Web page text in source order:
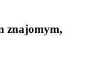
znajomym,